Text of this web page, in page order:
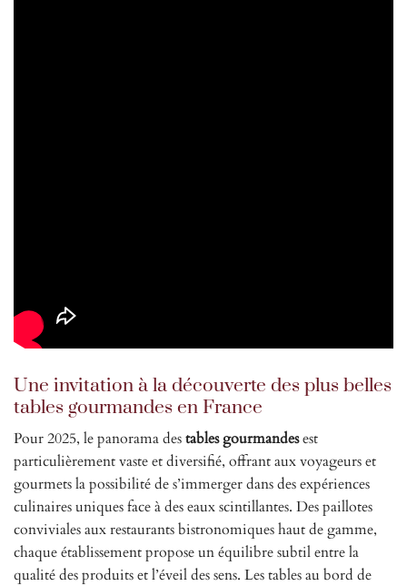
Une invitation à la découverte des plus belles
tables gourmandes en France
Pour 2025, le panorama destables gourmandesest
particulièrement vaste et diversifié, offrant aux voyageurs et
gourmets la possibilité de s’immerger dans des expériences
culinaires uniques face à des eaux scintillantes. Des paillotes
conviviales aux restaurants bistronomiques haut de gamme,
chaque établissement propose un équilibre subtil entre la
qualité des produits et l’éveil des sens. Les tables au bord de